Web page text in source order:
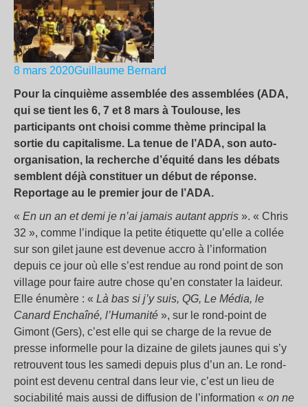
8 mars 2020Guillaume Bernard
Pour la cinquième assemblée des assemblées (ADA,
qui se tient les 6, 7 et 8 mars à Toulouse, les
participants ont choisi comme thème principal la
sortie du capitalisme. La tenue de l’ADA, son auto-
organisation, la recherche d’équité dans les débats
semblent déjà constituer un début de réponse.
Reportage au le premier jour de l’ADA.
« En un an et demi je n’ai jamais autant appris ». « Chris
32 », comme l’indique la petite étiquette qu’elle a collée
sur son gilet jaune est devenue accro à l’information
depuis ce jour où elle s’est rendue au rond point de son
village pour faire autre chose qu’en constater la laideur.
Elle énumère : « Là bas si j’y suis, QG, Le Média, le
Canard Enchaîné, l’Humanité », sur le rond-point de
Gimont (Gers), c’est elle qui se charge de la revue de
presse informelle pour la dizaine de gilets jaunes qui s’y
retrouvent tous les samedi depuis plus d’un an. Le rond-
point est devenu central dans leur vie, c’est un lieu de
sociabilité mais aussi de diffusion de l’information « on ne